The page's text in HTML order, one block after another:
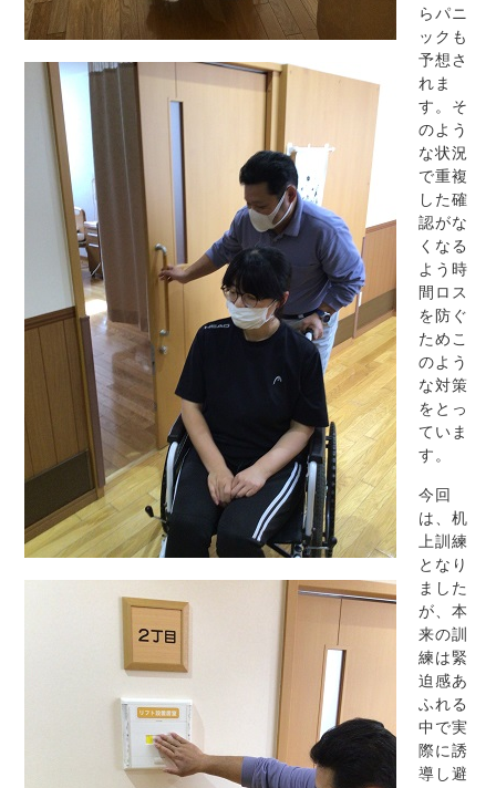
らパニ
ックも
予想さ
れま
す。そ
のよう
な状況
で重複
した確
認がな
くなる
よう時
間ロス
を防ぐ
ためこ
のよう
な対策
をとっ
ていま
す。
今回
は、机
上訓練
となり
ました
が、本
来の訓
練は緊
迫感あ
ふれる
中で実
際に誘
導し避